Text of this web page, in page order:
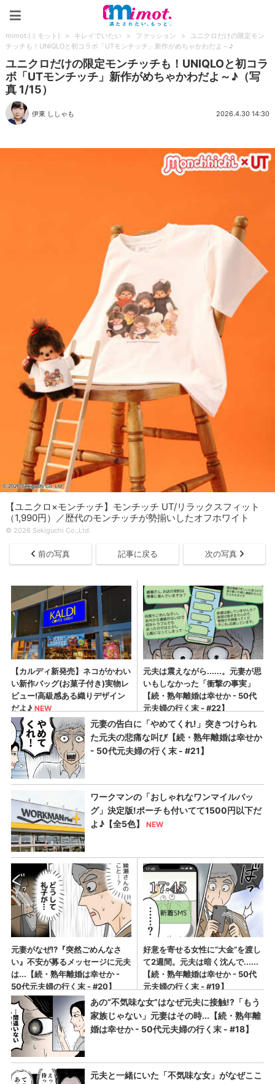
mimot.(ミモット) > キレイでいたい > ファッション >
ユニクロだけの限定モン
チッチも！UNIQLOと初コラボ「UTモンチッチ」新作がめちゃかわだよ～♪
ユニクロだけの限定モンチッチも！UNIQLOと初コラ
ボ「UTモンチッチ」新作がめちゃかわだよ～♪（写
真 1/15）
伊東 ししゃも 2026.4.30 14:30
【ユニクロ×モンチッチ】モンチッチ UT/リラックスフィット
（1,990円）／歴代のモンチッチが勢揃いしたオフホワイト
© 2026 Sekiguchi Co.,Ltd.
前の写真 記事に戻る 次の写真